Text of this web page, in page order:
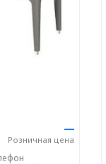
—
Розничная цена
+7 (928) 158-33-84